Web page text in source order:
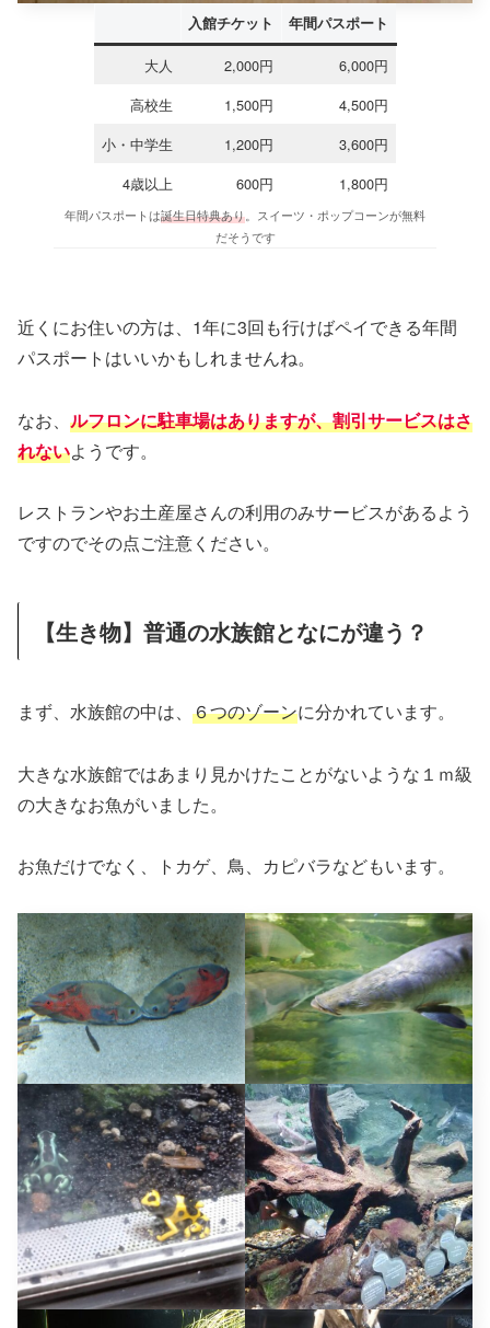
入館チケット 年間パスポート
大人 2,000円
6,000円
高校生
1,500円
4,500円
小・中学生
1,200円
3,600円
4歳以上
600円 1,800円
年間パスポートは誕生日特典あり。スイーツ・ポップコーンが無料
だそうです
近くにお住いの方は、1年に3回も行けばペイできる年間
パスポートはいいかもしれませんね。
なお、 ルフロンに駐車場はありますが、割引サービスはさ
れないようです。
レストランやお土産屋さんの利用のみサービスがあるよう
ですのでその点ご注意ください。
【生き物】普通の水族館となにが違う？
まず、水族館の中は、 ６つのゾーンに分かれています。
大きな水族館ではあまり見かけたことがないような１ｍ級
の大きなお魚がいました。
お魚だけでなく、トカゲ、鳥、カピバラなどもいます。